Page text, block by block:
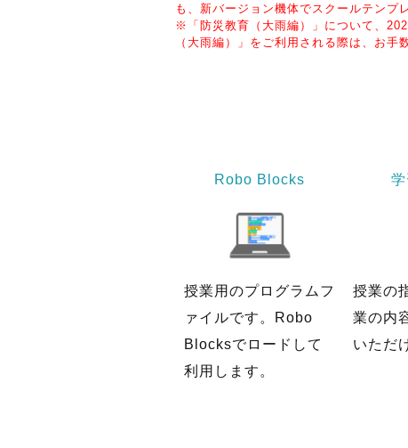
も、新バージョン機体でスクールテンプ
※「防災教育（大雨編）」について、​
（大雨編）」をご利用される際は、お
Robo Blocks
授業用のプログラムフ
ァイルです。Robo
Blocksでロードして
利用します。
授業の
業の内
いただ